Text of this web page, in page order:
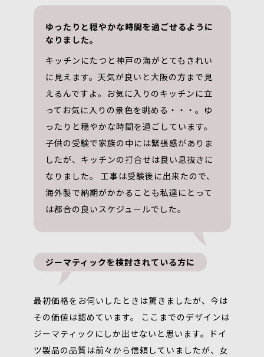
ゆったりと穏やかな時間を過ごせるように
なりました。
キッチンにたつと神戸の海がとてもきれい
に見えます。天気が良いと大阪の方まで見
えるんですよ。お気に入りのキッチンに立
ってお気に入りの景色を眺める・・・。ゆ
ったりと穏やかな時間を過ごしています。
子供の受験で家族の中には緊張感がありま
したが、キッチンの打合せは良い息抜きに
なりました。 工事は受験後に出来たので、
海外製で納期がかかることも私達にとって
は都合の良いスケジュールでした。
ジーマティックを検討されている方に
最初価格をお伺いしたときは驚きましたが、今は
その価値は認めています。 ここまでのデザインは
ジーマティックにしか出せないと思います。ドイ
ツ製品の品質は前々から信頼していましたが、女